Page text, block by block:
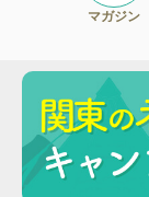
マガジン